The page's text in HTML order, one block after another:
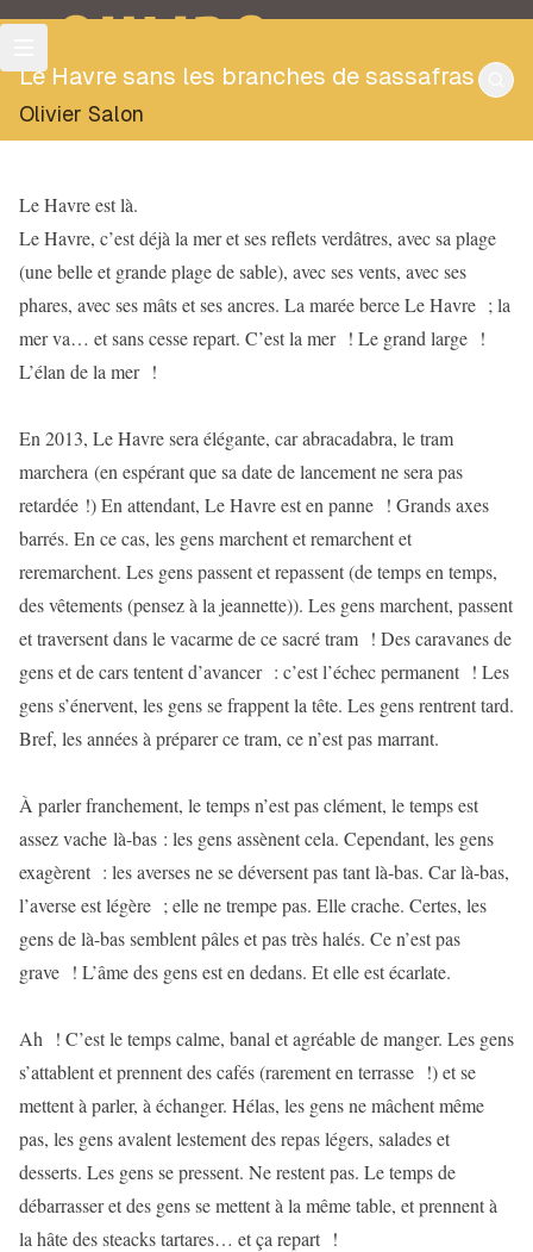
OULIPO
Le Havre sans les branches de sassafras
Olivier Salon
Le Havre est là.
Le Havre, c’est déjà la mer et ses reflets verdâtres, avec sa plage
(une belle et grande plage de sable), avec ses vents, avec ses
phares, avec ses mâts et ses ancres. La marée berce Le Havre ; la
mer va… et sans cesse repart. C’est la mer ! Le grand large !
L’élan de la mer !
En 2013, Le Havre sera élégante, car abracadabra, le tram
marchera (en espérant que sa date de lancement ne sera pas
retardée !) En attendant, Le Havre est en panne ! Grands axes
barrés. En ce cas, les gens marchent et remarchent et
reremarchent. Les gens passent et repassent (de temps en temps,
des vêtements (pensez à la jeannette)). Les gens marchent, passent
et traversent dans le vacarme de ce sacré tram ! Des caravanes de
gens et de cars tentent d’avancer : c’est l’échec permanent ! Les
gens s’énervent, les gens se frappent la tête. Les gens rentrent tard.
Bref, les années à préparer ce tram, ce n’est pas marrant.
À parler franchement, le temps n’est pas clément, le temps est
assez vache là-bas : les gens assènent cela. Cependant, les gens
exagèrent : les averses ne se déversent pas tant là-bas. Car là-bas,
l’averse est légère ; elle ne trempe pas. Elle crache. Certes, les
gens de là-bas semblent pâles et pas très halés. Ce n’est pas
grave ! L’âme des gens est en dedans. Et elle est écarlate.
Ah ! C’est le temps calme, banal et agréable de manger. Les gens
s’attablent et prennent des cafés (rarement en terrasse !) et se
mettent à parler, à échanger. Hélas, les gens ne mâchent même
pas, les gens avalent lestement des repas légers, salades et
desserts. Les gens se pressent. Ne restent pas. Le temps de
débarrasser et des gens se mettent à la même table, et prennent à
la hâte des steacks tartares… et ça repart !